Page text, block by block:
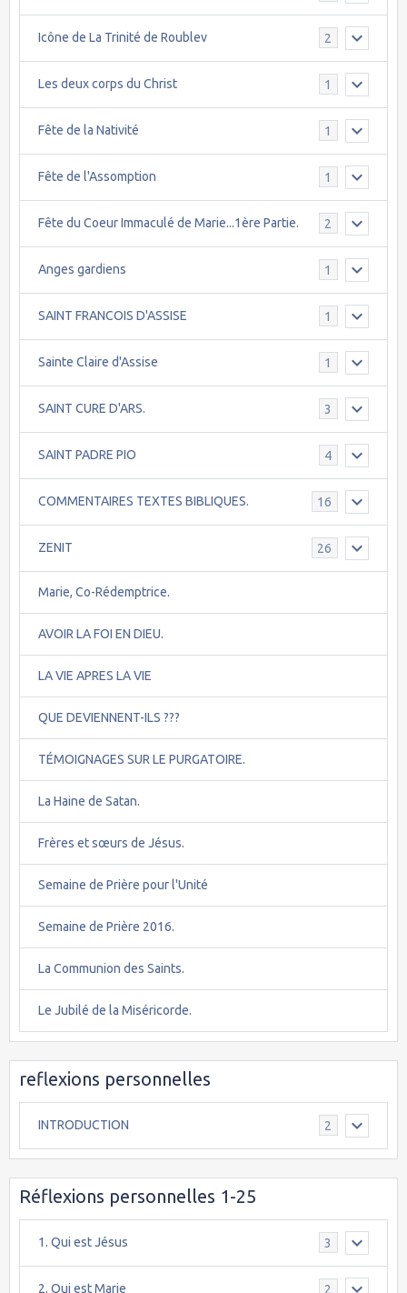
Icône de La Trinité de Roublev 2
Les deux corps du Christ 1
Fête de la Nativité 1
Fête de l'Assomption 1
Fête du Coeur Immaculé de Marie...1ère Partie. 2
Anges gardiens 1
SAINT FRANCOIS D'ASSISE 1
Sainte Claire d'Assise 1
SAINT CURE D'ARS. 3
SAINT PADRE PIO 4
COMMENTAIRES TEXTES BIBLIQUES. 16
ZENIT 26
Marie, Co-Rédemptrice.
AVOIR LA FOI EN DIEU.
LA VIE APRES LA VIE
QUE DEVIENNENT-ILS ???
TÉMOIGNAGES SUR LE PURGATOIRE.
La Haine de Satan.
Frères et sœurs de Jésus.
Semaine de Prière pour l'Unité
Semaine de Prière 2016.
La Communion des Saints.
Le Jubilé de la Miséricorde.
reflexions personnelles
INTRODUCTION 2
Réflexions personnelles 1-25
1. Qui est Jésus 3
2. Qui est Marie 2